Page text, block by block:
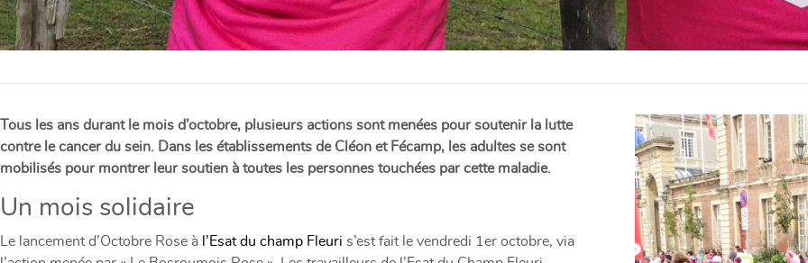
Tous les ans durant le mois d’octobre, plusieurs actions sont menées pour soutenir la lutte
contre le cancer du sein. Dans les établissements de Cléon et Fécamp, les adultes se sont
mobilisés pour montrer leur soutien à toutes les personnes touchées par cette maladie.
Un mois solidaire
Le lancement d’Octobre Rose à l’Esat du champ Fleuri s’est fait le vendredi 1er octobre, via